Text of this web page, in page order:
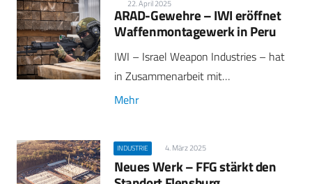
22. April 2025
ARAD-Gewehre – IWI eröffnet
Waffenmontagewerk in Peru
IWI – Israel Weapon Industries – hat
in Zusammenarbeit mit…
Mehr
INDUSTRIE 4. März 2025
Neues Werk – FFG stärkt den